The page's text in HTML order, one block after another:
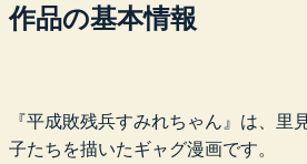
作品の基本情報
『平成敗残兵すみれちゃん』は、里
子たちを描いたギャグ漫画です。